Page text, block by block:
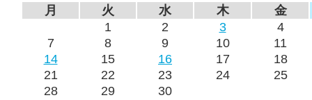
月
火 水 木
金
1
2 3
4
7
8 9 10
11
14
15 16 17
18
21
22 23 24
25
28
29 30